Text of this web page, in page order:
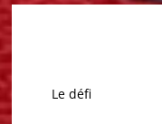
Le défi